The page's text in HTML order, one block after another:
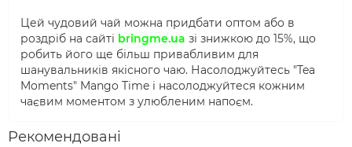
Цей чудовий чай можна придбати оптом або в
роздріб на сайті bringme.ua зі знижкою до 15%, що
робить його ще більш привабливим для
шанувальників якісного чаю. Насолоджуйтесь "Tea
Moments" Mango Time і насолоджуйтеся кожним
чаєвим моментом з улюбленим напоєм.
Рекомендовані